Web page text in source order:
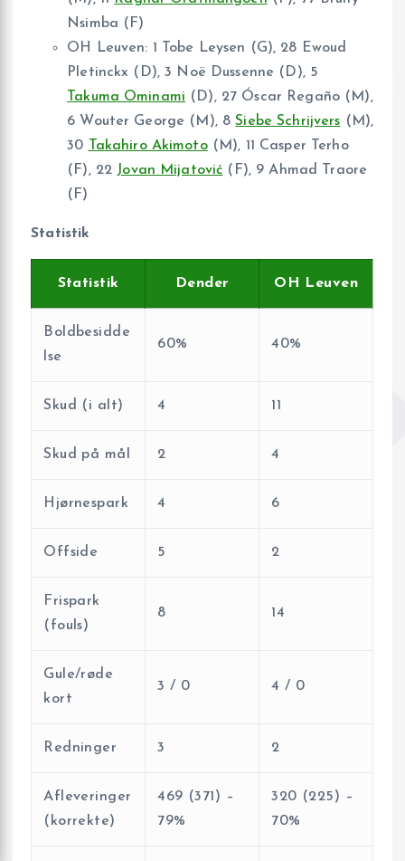
Nsimba (F)
OH Leuven: 1 Tobe Leysen (G), 28 Ewoud
Pletinckx (D), 3 Noë Dussenne (D), 5
Takuma Ominami (D), 27 Óscar Regaño (M),
6 Wouter George (M), 8Siebe Schrijvers (M),
30 Takahiro Akimoto(M), 11 Casper Terho
(F), 22 Jovan Mijatović (F), 9 Ahmad Traore
(F)
Statistik
Statistik Dender OH Leuven
Boldbesidde
lse
60% 40%
Skud (i alt) 4 11
Skud på mål 2 4
Hjørnespark 4 6
Offside 5 2
Frispark
(fouls)
8 14
Gule/røde
kort
3 / 0 4 / 0
Redninger 3 2
Afleveringer
(korrekte)
469 (371) –
79%
320 (225) –
70%